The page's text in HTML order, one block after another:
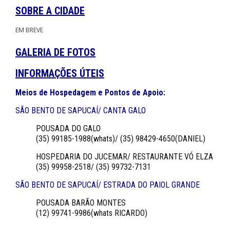
SOBRE A CIDADE
EM BREVE
GALERIA DE FOTOS
INFORMAÇÕES ÚTEIS
Meios de Hospedagem e Pontos de Apoio:
SÃO BENTO DE SAPUCAÍ/ CANTA GALO
POUSADA DO GALO
(35) 99185-1988(whats)/ (35) 98429-4650(DANIEL)
HOSPEDARIA DO JUCEMAR/ RESTAURANTE VÓ ELZA
(35) 99958-2518/ (35) 99732-7131
SÃO BENTO DE SAPUCAÍ/ ESTRADA DO PAIOL GRANDE
POUSADA BARÃO MONTES
(12) 99741-9986(whats RICARDO)